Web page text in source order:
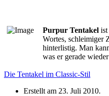
Purpur Tentakel ist
Wortes, schleimiger
hinterlistig. Man
was er gerade
Die Tentakel im Classic-Stil
Erstellt am 23. Juli 2010.